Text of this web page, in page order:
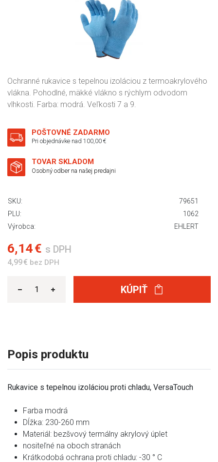
Ochranné rukavice s tepelnou izoláciou z termoakrylového
vlákna. Pohodlné, mäkké vlákno s rýchlym odvodom
vlhkosti. Farba: modrá. Veľkosti 7 a 9.
POŠTOVNÉ ZADARMO
Pri objednávke nad 100,00 €
TOVAR SKLADOM
Osobný odber na našej predajni
SKU:
79651
PLU:
1062
Výrobca:
EHLERT
6,14 € s DPH
4,99 € bez DPH
KÚPIŤ
Popis produktu
Rukavice s tepelnou izoláciou proti chladu, VersaTouch
Farba modrá
Dĺžka: 230-260 mm
Materiál: bezšvový termálny akrylový úplet
nositeľné na oboch stranách
Krátkodobá ochrana proti chladu: -30 ° C